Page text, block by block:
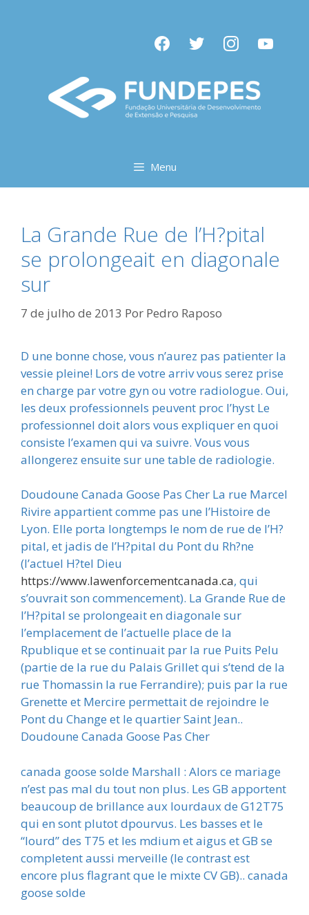
facebooktwitter instagramyoutube
Menu
La Grande Rue de l’H?pital
se prolongeait en diagonale
sur
7 de julho de 2013 Por Pedro Raposo
D une bonne chose, vous n’aurez pas patienter la
vessie pleine! Lors de votre arriv vous serez prise
en charge par votre gyn ou votre radiologue. Oui,
les deux professionnels peuvent proc l’hyst Le
professionnel doit alors vous expliquer en quoi
consiste l’examen qui va suivre. Vous vous
allongerez ensuite sur une table de radiologie.
Doudoune Canada Goose Pas Cher La rue Marcel
Rivire appartient comme pas une l’Histoire de
Lyon. Elle porta longtemps le nom de rue de l’H?
pital, et jadis de l’H?pital du Pont du Rh?ne
(l’actuel H?tel Dieu
https://www.lawenforcementcanada.ca, qui
s’ouvrait son commencement). La Grande Rue de
l’H?pital se prolongeait en diagonale sur
l’emplacement de l’actuelle place de la
Rpublique et se continuait par la rue Puits Pelu
(partie de la rue du Palais Grillet qui s’tend de la
rue Thomassin la rue Ferrandire); puis par la rue
Grenette et Mercire permettait de rejoindre le
Pont du Change et le quartier Saint Jean..
Doudoune Canada Goose Pas Cher
canada goose solde Marshall : Alors ce mariage
n’est pas mal du tout non plus. Les GB apportent
beaucoup de brillance aux lourdaux de G12T75
qui en sont plutot dpourvus. Les basses et le
“lourd” des T75 et les mdium et aigus et GB se
completent aussi merveille (le contrast est
encore plus flagrant que le mixte CV GB).. canada
goose solde